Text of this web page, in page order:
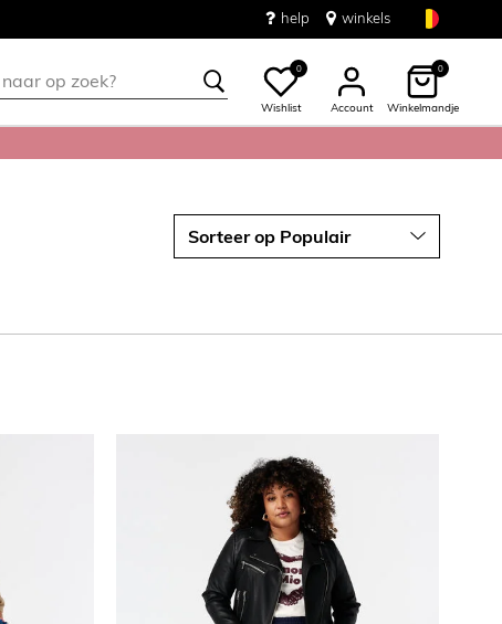
help winkels
0
Wishlist Account
0
Winkelmandje